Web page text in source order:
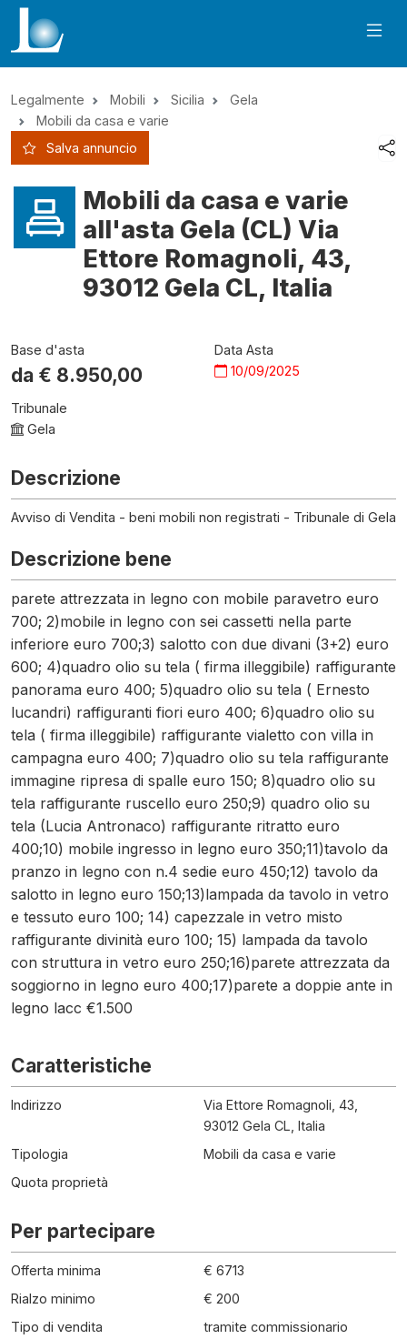
Legalmente Mobili Sicilia
Gela
Mobili da casa e varie
Salva annuncio
Mobili da casa e varie
all'asta Gela (CL) Via
Ettore Romagnoli, 43,
93012 Gela CL, Italia
Base d'asta
da € 8.950,00
Data Asta
10/09/2025
Tribunale
Gela
Descrizione
Avviso di Vendita - beni mobili non registrati - Tribunale di Gela
Descrizione bene
parete attrezzata in legno con mobile paravetro euro
700; 2)mobile in legno con sei cassetti nella parte
inferiore euro 700;3) salotto con due divani (3+2) euro
600; 4)quadro olio su tela ( firma illeggibile) raffigurante
panorama euro 400; 5)quadro olio su tela ( Ernesto
lucandri) raffiguranti fiori euro 400; 6)quadro olio su
tela ( firma illeggibile) raffigurante vialetto con villa in
campagna euro 400; 7)quadro olio su tela raffigurante
immagine ripresa di spalle euro 150; 8)quadro olio su
tela raffigurante ruscello euro 250;9) quadro olio su
tela (Lucia Antronaco) raffigurante ritratto euro
400;10) mobile ingresso in legno euro 350;11)tavolo da
pranzo in legno con n.4 sedie euro 450;12) tavolo da
salotto in legno euro 150;13)lampada da tavolo in vetro
e tessuto euro 100; 14) capezzale in vetro misto
raffigurante divinità euro 100; 15) lampada da tavolo
con struttura in vetro euro 250;16)parete attrezzata da
soggiorno in legno euro 400;17)parete a doppie ante in
legno lacc €1.500
Caratteristiche
Indirizzo
Via Ettore Romagnoli, 43,
93012 Gela CL, Italia
Tipologia
Mobili da casa e varie
Quota proprietà
Per partecipare
Offerta minima
€ 6713
Rialzo minimo
€ 200
Tipo di vendita
tramite commissionario